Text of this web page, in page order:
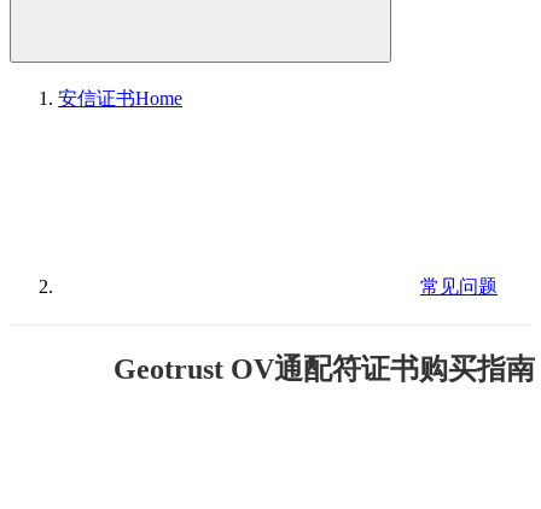
安信证书Home
常见问题
Geotrust OV通配符证书购买指南